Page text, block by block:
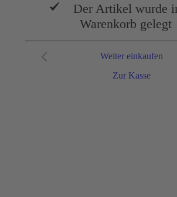
Der Artikel wurde
Warenkorb gelegt
Zur Kasse
Weiter einkaufen